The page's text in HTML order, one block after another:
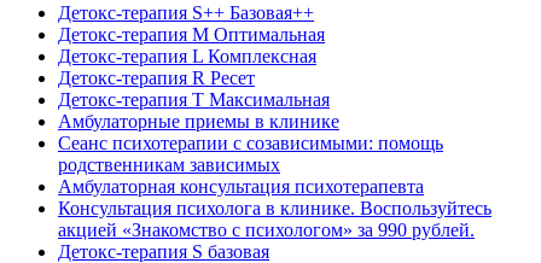
Детокс-терапия S++ Базовая++
Детокс-терапия M Оптимальная
Детокс-терапия L Комплексная
Детокс-терапия R Ресет
Детокс-терапия Т Максимальная
Амбулаторные приемы в клинике
Сеанс психотерапии с созависимыми: помощь
родственникам зависимых
Амбулаторная консультация психотерапевта
Консультация психолога в клинике. Воспользуйтесь
акцией «Знакомство с психологом» за 990 рублей.
Детокс-терапия S базовая